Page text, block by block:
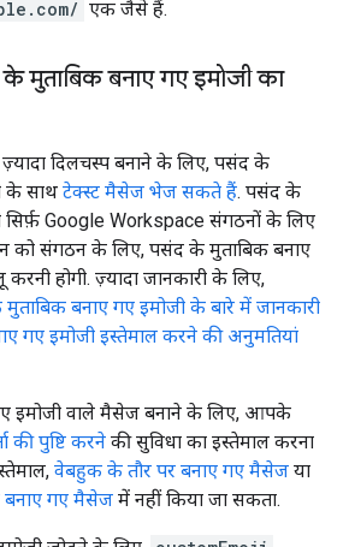
एक जैसे हैं.
मुताबिक बनाए गए इमोजी का
दिलचस्प बनाने के लिए, पसंद के
के साथ टेक्स्ट मैसेज भेज सकते हैं. पसंद के
सिर्फ़ Google Workspace संगठनों के लिए
को संगठन के लिए, पसंद के मुताबिक बनाए
होगी. ज़्यादा जानकारी के लिए,
बनाए गए इमोजी के बारे में जानकारी
गए इमोजी इस्तेमाल करने की अनुमतियां
इमोजी वाले मैसेज बनाने के लिए, आपके
की पुष्टि करने की सुविधा का इस्तेमाल करना
वेबहुक के तौर पर बनाए गए मैसेज या
बनाए गए मैसेज में नहीं किया जा सकता.